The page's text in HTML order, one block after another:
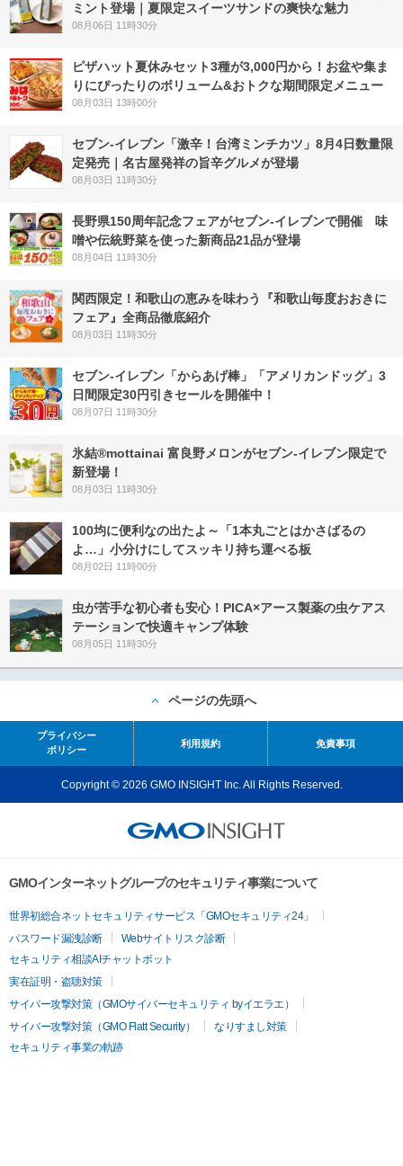
ミント登場｜夏限定スイーツサンドの爽快な魅力
08月06日 11時30分
ピザハット夏休みセット3種が3,000円から！お盆や集ま
りにぴったりのボリューム&おトクな期間限定メニュー
08月03日 13時00分
セブン-イレブン「激辛！台湾ミンチカツ」8月4日数量限
定発売｜名古屋発祥の旨辛グルメが登場
08月03日 11時30分
長野県150周年記念フェアがセブン-イレブンで開催 味
噌や伝統野菜を使った新商品21品が登場
08月04日 11時30分
関西限定！和歌山の恵みを味わう『和歌山毎度おおきに
フェア』全商品徹底紹介
08月03日 11時30分
セブン‐イレブン「からあげ棒」「アメリカンドッグ」3
日間限定30円引きセールを開催中！
08月07日 11時30分
氷結®mottainai 富良野メロンがセブン‐イレブン限定で
新登場！
08月03日 11時30分
100均に便利なの出たよ～「1本丸ごとはかさばるの
よ…」小分けにしてスッキリ持ち運べる板
08月02日 11時00分
虫が苦手な初心者も安心！PICA×アース製薬の虫ケアス
テーションで快適キャンプ体験
08月05日 11時30分
ページの先頭へ
プライバシー
ポリシー
利用規約 免責事項
Copyright © 2026 GMO INSIGHT Inc. All Rights Reserved.
GMOインターネットグループのセキュリティ事業について
世界初総合ネットセキュリティサービス「GMOセキュリティ24」
パスワード漏洩診断
Webサイトリスク診断
セキュリティ相談AIチャットボット
実在証明・盗聴対策
サイバー攻撃対策（GMOサイバーセキュリティ byイエラエ）
サイバー攻撃対策（GMO Flatt Security）
なりすまし対策
セキュリティ事業の軌跡